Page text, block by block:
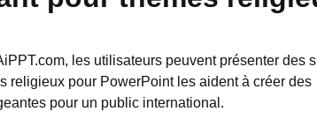
les utilisateurs peuvent présenter des
religieux pour PowerPoint les aident à créer des
pour un public international.